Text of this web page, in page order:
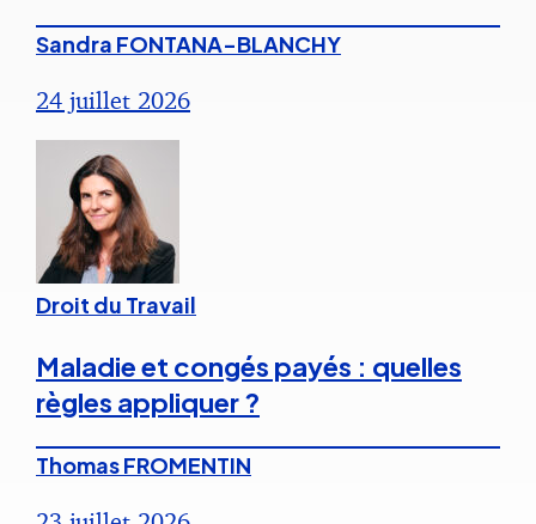
Sandra FONTANA-BLANCHY
24 juillet 2026
Droit du Travail
Maladie et congés payés : quelles
règles appliquer ?
Thomas FROMENTIN